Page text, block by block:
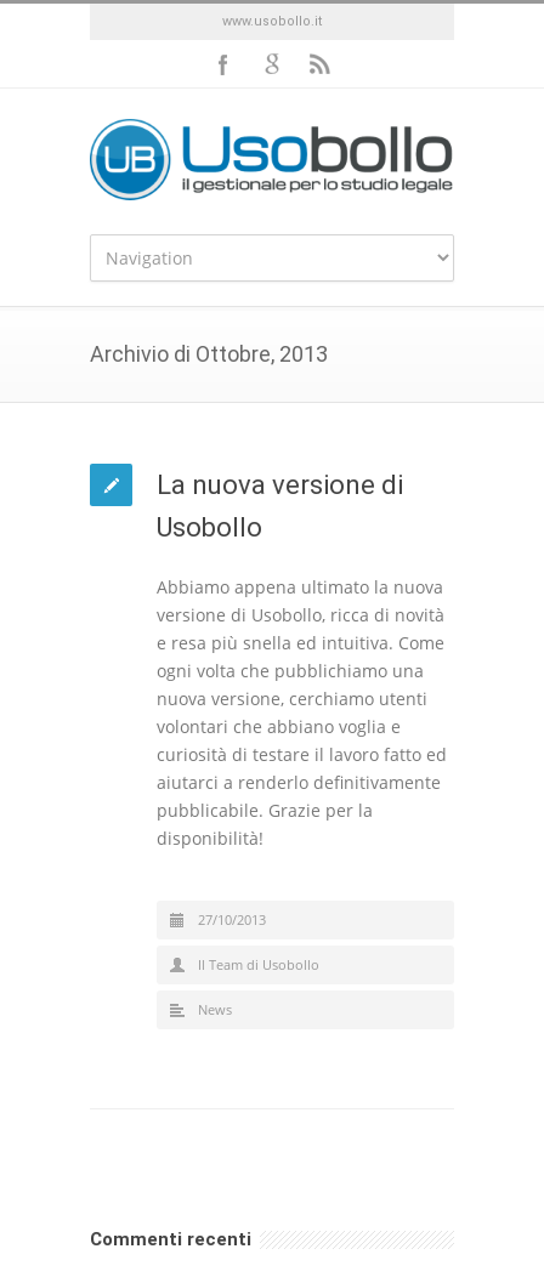
www.usobollo.it
Archivio di Ottobre, 2013
La nuova versione di
Usobollo
Abbiamo appena ultimato la nuova
versione di Usobollo, ricca di novità
e resa più snella ed intuitiva. Come
ogni volta che pubblichiamo una
nuova versione, cerchiamo utenti
volontari che abbiano voglia e
curiosità di testare il lavoro fatto ed
aiutarci a renderlo definitivamente
pubblicabile. Grazie per la
disponibilità!
27/10/2013
Il Team di Usobollo
News
Commenti recenti